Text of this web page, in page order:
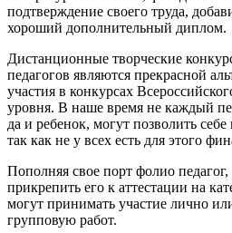
подтверждение своего труда,
хороший дополнительный диплом.
Дистанционные творческие
педагогов являются прекрасной
участия в конкурсах
уровня. В наше время не каждый
да и ребенок, могут позволить
так как не у всех есть для этого
Пополняя свое порт фолио
прикрепить его к аттестации на
могут принимать участие лично
групповую работ.